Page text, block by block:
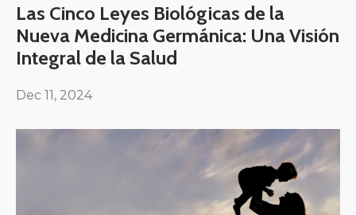
Las Cinco Leyes Biológicas de la
Nueva Medicina Germánica: Una Visión
Integral de la Salud
Dec 11, 2024